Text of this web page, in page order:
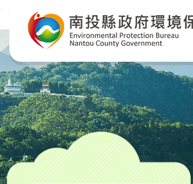
要
內
容
區
塊